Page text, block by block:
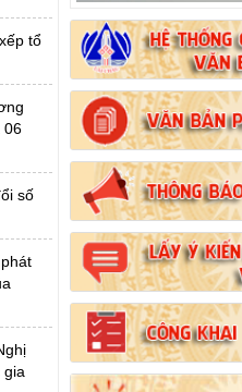
tổ
06
số
gia
Số:102/2024/NĐ-CP